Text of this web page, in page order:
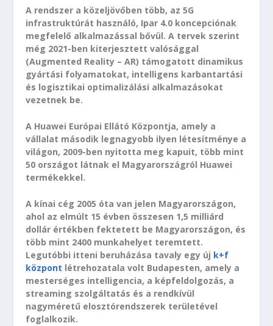
A rendszer a közeljövőben több, az 5G
infrastruktúrát használó, Ipar 4.0 koncepciónak
megfelelő alkalmazással bővül. A tervek szerint
még 2021-ben kiterjesztett valósággal
(Augmented Reality – AR) támogatott dinamikus
gyártási folyamatokat, intelligens karbantartási
és logisztikai optimalizálási alkalmazásokat
vezetnek be.
A Huawei Európai Ellátó Központja, amely a
vállalat második legnagyobb ilyen létesítménye a
világon, 2009-ben nyitotta meg kapuit, több mint
50 országot látnak el Magyarországról Huawei
termékekkel.
A kínai cég 2005 óta van jelen Magyarországon,
ahol az elmúlt 15 évben összesen 1,5 milliárd
dollár értékben fektetett be Magyarországon, és
több mint 2400 munkahelyet teremtett.
Legutóbbi itteni beruházása tavaly egy új k+f
központ létrehozatala volt Budapesten, amely a
mesterséges intelligencia, a képfeldolgozás, a
streaming szolgáltatás és a rendkívül
nagyméretű elosztórendszerek területével
foglalkozik.